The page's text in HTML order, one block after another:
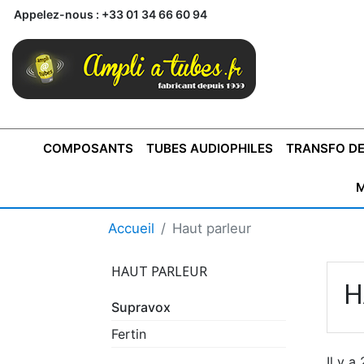
Appelez-nous : +33 01 34 66 60 94
COMPOSANTS
BONTONS
COFFRET
TUBES
COFFRET
TUBES AUDIOPHILES TRANSFO
TRANSFORMATEUR DE SORTIE DE
TRANSFORMATEUR DE
AMPLI STÉRÉO
AMPLIFICATEURS LECTEURS CD PRÉAMPLI AVEC TUNER
FERTIN
Accueil Haut parleur
HAUT PARLEUR
Supravox
Fertin